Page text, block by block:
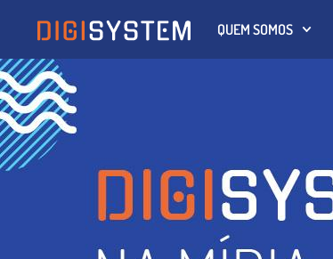
QUEM SOMOS